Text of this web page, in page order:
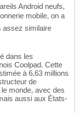
Android neufs,
mobile, on a
assez similaire
dans les
Coolpad. Cette
à 6,63 millions
de
monde, avec des
aussi aux États-